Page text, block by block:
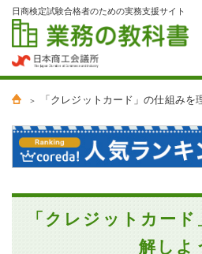
日商検定試験合格者のための実務支援サイト
「クレジットカード」の仕組みを
「クレジットカー
解しよ